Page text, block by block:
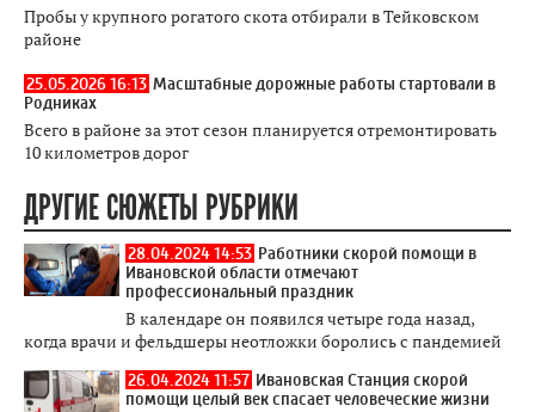
Пробы у крупного рогатого скота отбирали в Тейковском
районе
25.05.2026 16:13 Масштабные дорожные работы стартовали в
Родниках
Всего в районе за этот сезон планируется отремонтировать
10 километров дорог
ДРУГИЕ СЮЖЕТЫ РУБРИКИ
28.04.2024 14:53 Работники скорой помощи в
Ивановской области отмечают
профессиональный праздник
В календаре он появился четыре года назад,
когда врачи и фельдшеры неотложки боролись с пандемией
26.04.2024 11:57 Ивановская Станция скорой
помощи целый век спасает человеческие жизни